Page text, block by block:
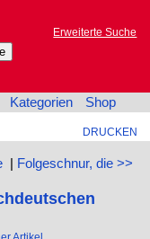
Erweiterte Suche
Kategorien Shop
DRUCKEN
| Folgeschnur, die >>